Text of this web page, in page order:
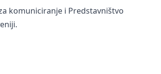
komuniciranje i Predstavništvo